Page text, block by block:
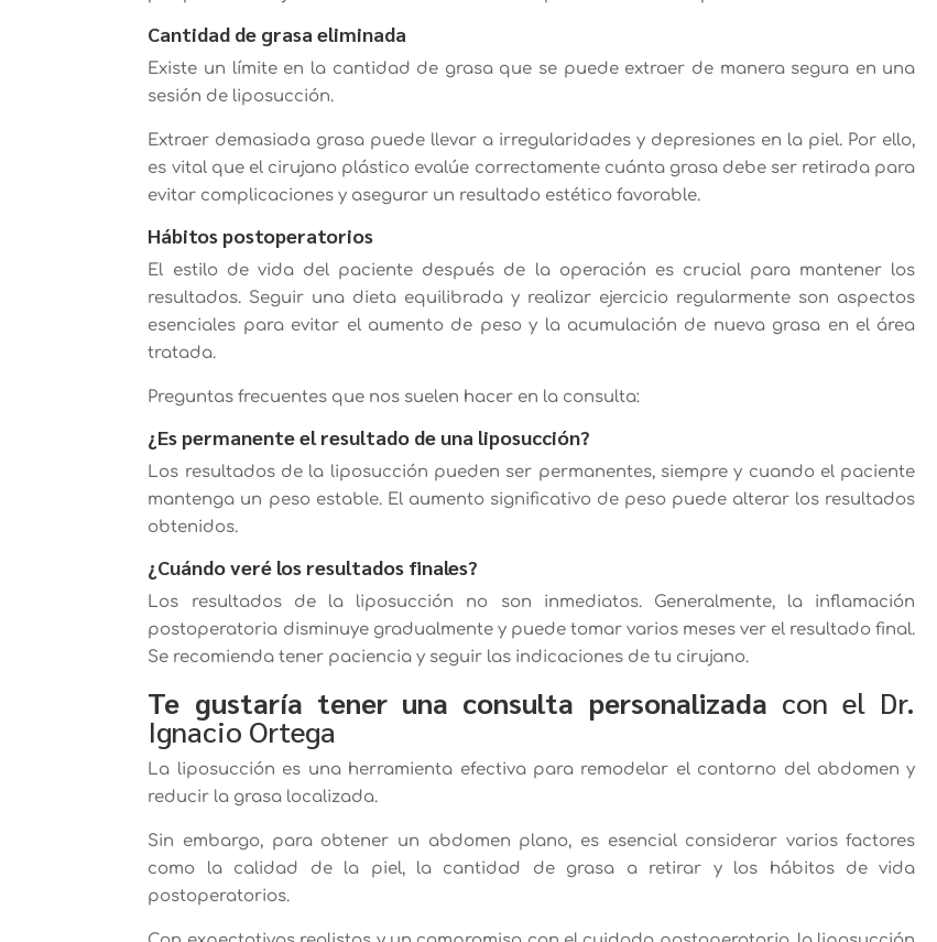
Cantidad de grasa eliminada
Existe un límite en la cantidad de grasa que se puede extraer de manera segura en una
sesión de liposucción.
Extraer demasiada grasa puede llevar a irregularidades y depresiones en la piel. Por ello,
es vital que el cirujano plástico evalúe correctamente cuánta grasa debe ser retirada para
evitar complicaciones y asegurar un resultado estético favorable.
Hábitos postoperatorios
El estilo de vida del paciente después de la operación es crucial para mantener los
resultados. Seguir una dieta equilibrada y realizar ejercicio regularmente son aspectos
esenciales para evitar el aumento de peso y la acumulación de nueva grasa en el área
tratada.
Preguntas frecuentes que nos suelen hacer en la consulta:
¿Es permanente el resultado de una liposucción?
Los resultados de la liposucción pueden ser permanentes, siempre y cuando el paciente
mantenga un peso estable. El aumento significativo de peso puede alterar los resultados
obtenidos.
¿Cuándo veré los resultados finales?
Los resultados de la liposucción no son inmediatos. Generalmente, la inflamación
postoperatoria disminuye gradualmente y puede tomar varios meses ver el resultado final.
Se recomienda tener paciencia y seguir las indicaciones de tu cirujano.
Te gustaría tener una consulta personalizada con el Dr.
Ignacio Ortega
La liposucción es una herramienta efectiva para remodelar el contorno del abdomen y
reducir la grasa localizada.
Sin embargo, para obtener un abdomen plano, es esencial considerar varios factores
como la calidad de la piel, la cantidad de grasa a retirar y los hábitos de vida
postoperatorios.